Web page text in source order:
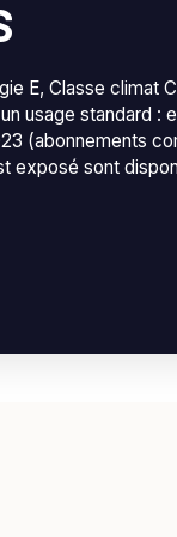
E, Classe climat
usage standard :
(abonnements
exposé sont